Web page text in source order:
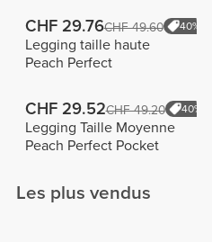
CHF 29.76CHF 49.60 40%
Legging taille haute
Peach Perfect
CHF 29.52CHF 49.20 40%
Legging Taille Moyenne
Peach Perfect Pocket
Les plus vendus